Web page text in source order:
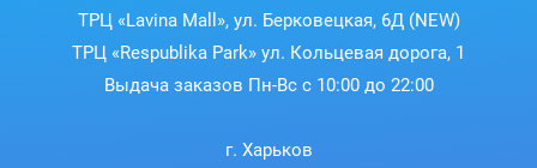
ТРЦ «Lavina Mall», ул. Берковецкая, 6Д (NEW)
ТРЦ «Respublika Park» ул. Кольцевая дорога, 1
Выдача заказов Пн-Вс с 10:00 до 22:00
г. Харьков